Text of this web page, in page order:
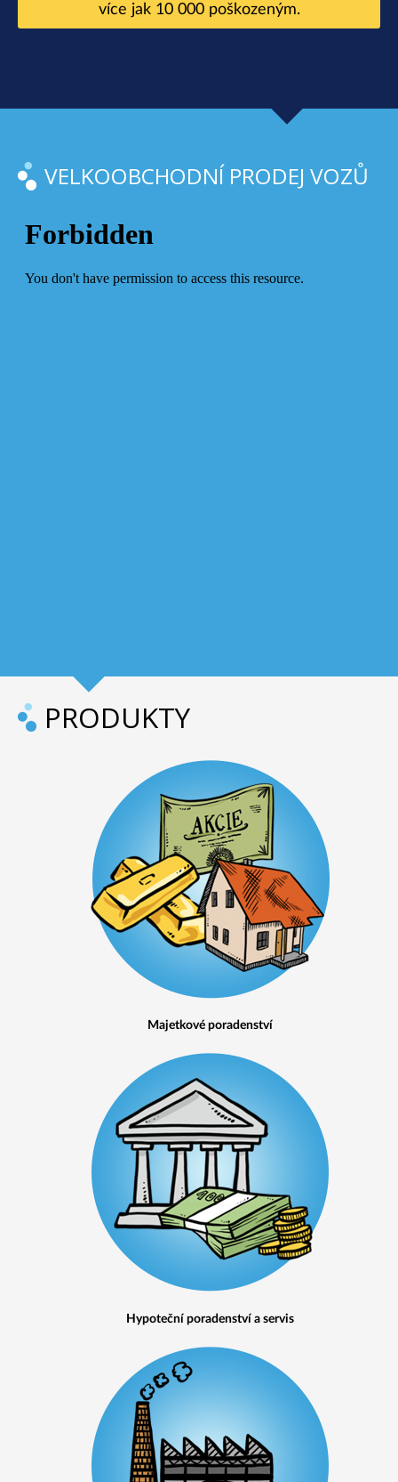
více jak 10 000 poškozeným.
VELKOOBCHODNÍ PRODEJ VOZŮ
PRODUKTY
Majetkové poradenství
Hypoteční poradenství a servis